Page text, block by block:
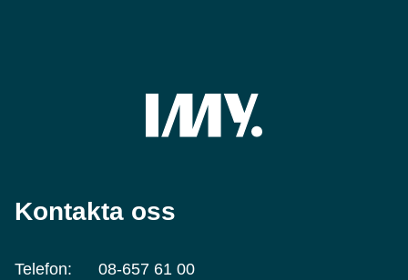
Kontakta oss
Telefon: 08-657 61 00